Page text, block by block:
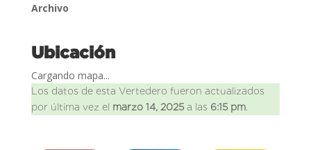
Archivo
Ubicación
Cargando mapa...
Los datos de esta Vertedero fueron actualizados
por última vez el marzo 14, 2025a las 6:15 pm.